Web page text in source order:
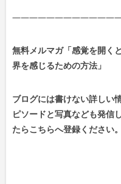
無料メルマガ「感覚を開く
界を感じるための方法」
ブログには書けない詳しい
ピソードと写真なども発信
たらこちらへ登録ください。